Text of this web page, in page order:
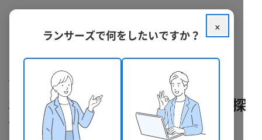
クラウドソーシング ランサーズ フリーランスを探す
オブジェクト指向のフリーランスを探
す
×
ランサーズで何をしたいですか？